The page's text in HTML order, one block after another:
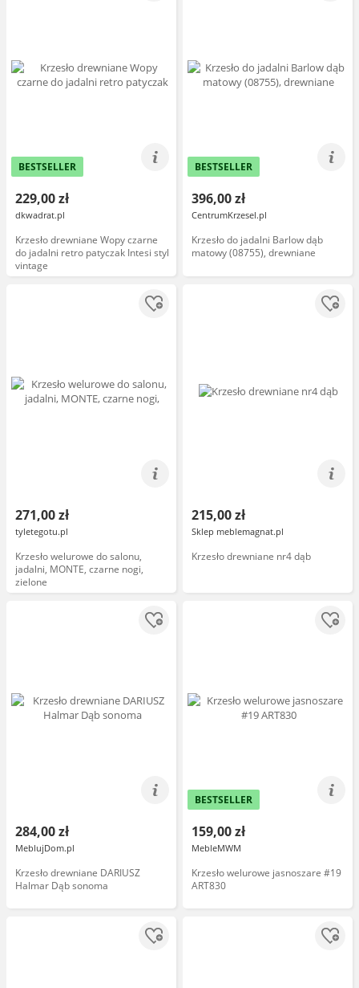
BESTSELLER
229,00 zł
dkwadrat.pl
Krzesło drewniane Wopy czarne
do jadalni retro patyczak Intesi styl
vintage
BESTSELLER
396,00 zł
CentrumKrzesel.pl
Krzesło do jadalni Barlow dąb
matowy (08755), drewniane
271,00 zł
tyletegotu.pl
Krzesło welurowe do salonu,
jadalni, MONTE, czarne nogi,
zielone
215,00 zł
Sklep meblemagnat.pl
Krzesło drewniane nr4 dąb
284,00 zł
MeblujDom.pl
Krzesło drewniane DARIUSZ
Halmar Dąb sonoma
BESTSELLER
159,00 zł
MebleMWM
Krzesło welurowe jasnoszare #19
ART830